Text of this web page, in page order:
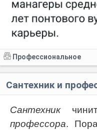
Профессиональное
Сантехник и
Сантехник
профессора.